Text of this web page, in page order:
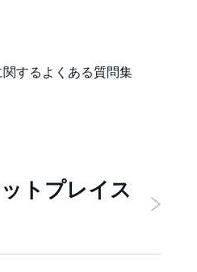
関するよくある質問集
トプレイス